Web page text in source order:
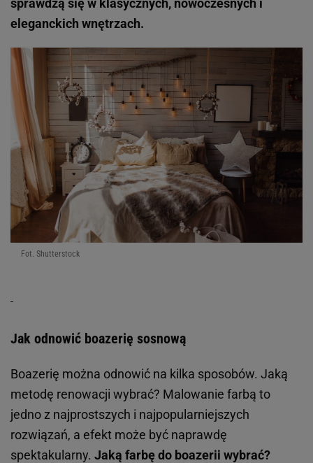
sprawdzą się w klasycznych, nowoczesnych i
eleganckich wnętrzach.
Fot. Shutterstock
Jak odnowić boazerię sosnową
Boazerię można odnowić na kilka sposobów. Jaką
metodę renowacji wybrać? Malowanie farbą to
jedno z najprostszych i najpopularniejszych
rozwiązań, a efekt może być naprawdę
spektakularny. Jaką farbę do boazerii wybrać?